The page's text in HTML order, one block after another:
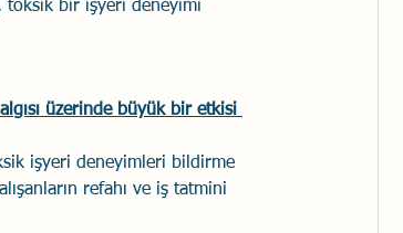
toksik bir işyeri deneyimi
üzerinde büyük bir etkisi
işyeri deneyimleri bildirme
refahı ve iş tatmini